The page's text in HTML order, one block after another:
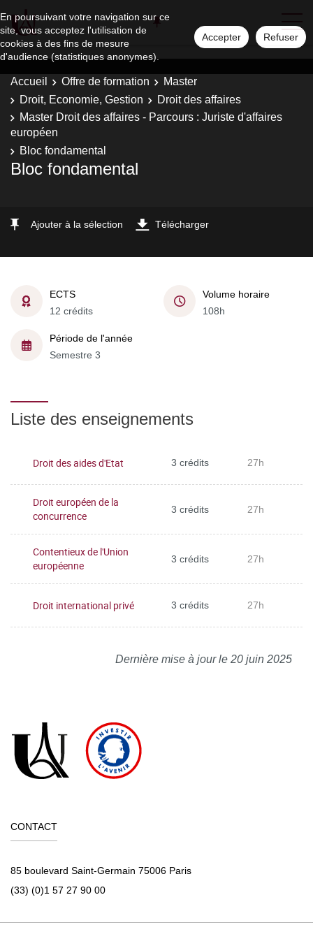
En poursuivant votre navigation sur ce
site, vous acceptez l'utilisation de
cookies à des fins de mesure
d'audience (statistiques anonymes).
Accepter Refuser
Accueil Offre de formation
Master
Droit, Economie, Gestion
Droit des affaires
Master Droit des affaires - Parcours : Juriste d'affaires
européen
Bloc fondamental
Bloc fondamental
Ajouter à la sélection Télécharger
ECTS
12 crédits
Volume horaire
108h
Période de l'année
Semestre 3
Liste des enseignements
Droit des aides d'Etat 3 crédits 27h
Droit européen de la
concurrence
3 crédits 27h
Contentieux de l'Union
européenne
3 crédits 27h
Droit international privé 3 crédits 27h
Dernière mise à jour le 20 juin 2025
CONTACT
85 boulevard Saint-Germain 75006 Paris
(33) (0)1 57 27 90 00